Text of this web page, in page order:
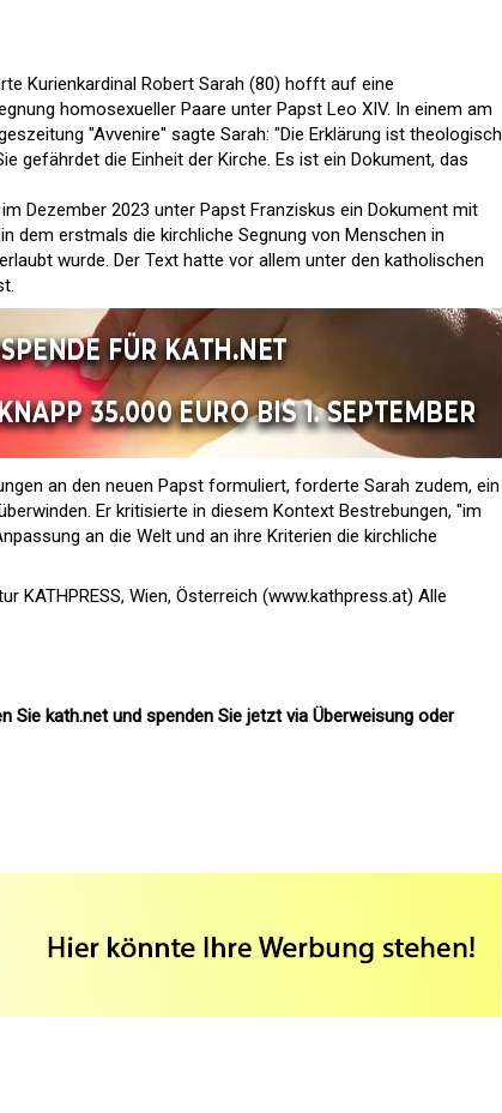
Kurienkardinal Robert Sarah (80) hofft auf eine
homosexueller Paare unter Papst Leo XIV. In einem am
"Avvenire" sagte Sarah: "Die Erklärung ist theologisch
gefährdet die Einheit der Kirche. Es ist ein Dokument, das
Dezember 2023 unter Papst Franziskus ein Dokument mit
dem erstmals die kirchliche Segnung von Menschen in
wurde. Der Text hatte vor allem unter den katholischen
an den neuen Papst formuliert, forderte Sarah zudem, ein
Er kritisierte in diesem Kontext Bestrebungen, "im
an die Welt und an ihre Kriterien die kirchliche
KATHPRESS, Wien, Österreich (www.kathpress.at) Alle
Sie kath.net und spenden Sie jetzt via Überweisung oder